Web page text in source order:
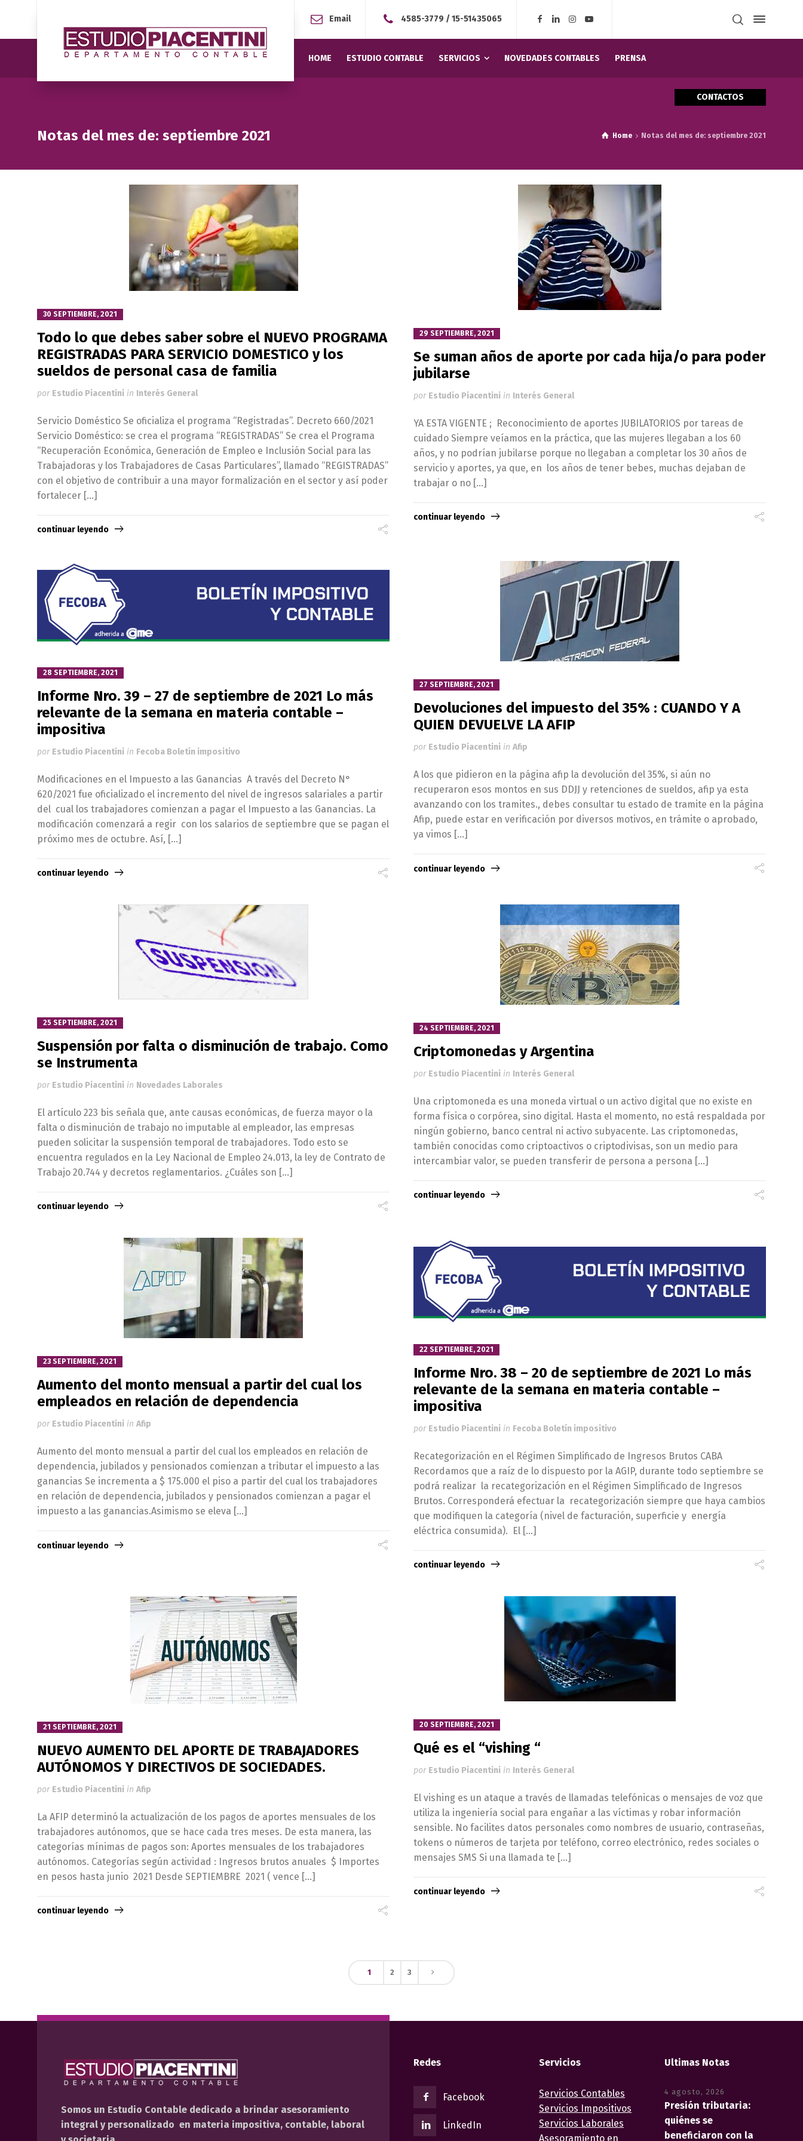
Email 4585-3779 /15-51435065
HOME ESTUDIO CONTABLE SERVICIOS NOVEDADES CONTABLES PRENSA
CONTACTOS
Notas del mes de: septiembre 2021 Home Notas del mes de: septiembre 2021
30 SEPTIEMBRE, 2021
Todo lo que debes saber sobre el NUEVO PROGRAMA
REGISTRADAS PARA SERVICIO DOMESTICO y los
sueldos de personal casa de familia
por Estudio Piacentini in Interés General
Servicio Doméstico Se oficializa el programa “Registradas”. Decreto 660/2021
Servicio Doméstico: se crea el programa “REGISTRADAS” Se crea el Programa
“Recuperación Económica, Generación de Empleo e Inclusión Social para las
Trabajadoras y los Trabajadores de Casas Particulares”, llamado “REGISTRADAS”
con el objetivo de contribuir a una mayor formalización en el sector y así poder
fortalecer […]
continuar leyendo
29 SEPTIEMBRE, 2021
Se suman años de aporte por cada hija/o para poder
jubilarse
por Estudio Piacentini in Interés General
YA ESTA VIGENTE ; Reconocimiento de aportes JUBILATORIOS por tareas de
cuidado Siempre veíamos en la práctica, que las mujeres llegaban a los 60
años, y no podrían jubilarse porque no llegaban a completar los 30 años de
servicio y aportes, ya que, en los años de tener bebes, muchas dejaban de
trabajar o no […]
continuar leyendo
28 SEPTIEMBRE, 2021
Informe Nro. 39 – 27 de septiembre de 2021 Lo más
relevante de la semana en materia contable –
impositiva
por Estudio Piacentini in Fecoba Boletín impositivo
Modificaciones en el Impuesto a las Ganancias A través del Decreto N°
620/2021 fue oficializado el incremento del nivel de ingresos salariales a partir
del cual los trabajadores comienzan a pagar el Impuesto a las Ganancias. La
modificación comenzará a regir con los salarios de septiembre que se pagan el
próximo mes de octubre. Así, […]
continuar leyendo
27 SEPTIEMBRE, 2021
Devoluciones del impuesto del 35% : CUANDO Y A
QUIEN DEVUELVE LA AFIP
por Estudio Piacentini in Afip
A los que pidieron en la página afip la devolución del 35%, si aún no
recuperaron esos montos en sus DDJJ y retenciones de sueldos, afip ya esta
avanzando con los tramites., debes consultar tu estado de tramite en la página
Afip, puede estar en verificación por diversos motivos, en trámite o aprobado,
ya vimos […]
continuar leyendo
25 SEPTIEMBRE, 2021
Suspensión por falta o disminución de trabajo. Como
se Instrumenta
por Estudio Piacentini in Novedades Laborales
El artículo 223 bis señala que, ante causas económicas, de fuerza mayor o la
falta o disminución de trabajo no imputable al empleador, las empresas
pueden solicitar la suspensión temporal de trabajadores. Todo esto se
encuentra regulados en la Ley Nacional de Empleo 24.013, la ley de Contrato de
Trabajo 20.744 y decretos reglamentarios. ¿Cuáles son […]
continuar leyendo
24 SEPTIEMBRE, 2021
Criptomonedas y Argentina
por Estudio Piacentini in Interés General
Una criptomoneda es una moneda virtual o un activo digital que no existe en
forma física o corpórea, sino digital. Hasta el momento, no está respaldada por
ningún gobierno, banco central ni activo subyacente. Las criptomonedas,
también conocidas como criptoactivos o criptodivisas, son un medio para
intercambiar valor, se pueden transferir de persona a persona […]
continuar leyendo
23 SEPTIEMBRE, 2021
Aumento del monto mensual a partir del cual los
empleados en relación de dependencia
por Estudio Piacentini in Afip
Aumento del monto mensual a partir del cual los empleados en relación de
dependencia, jubilados y pensionados comienzan a tributar el impuesto a las
ganancias Se incrementa a $ 175.000 el piso a partir del cual los trabajadores
en relación de dependencia, jubilados y pensionados comienzan a pagar el
impuesto a las ganancias.Asimismo se eleva […]
continuar leyendo
22 SEPTIEMBRE, 2021
Informe Nro. 38 – 20 de septiembre de 2021 Lo más
relevante de la semana en materia contable –
impositiva
por Estudio Piacentini in Fecoba Boletín impositivo
Recategorización en el Régimen Simplificado de Ingresos Brutos CABA
Recordamos que a raíz de lo dispuesto por la AGIP, durante todo septiembre se
podrá realizar la recategorización en el Régimen Simplificado de Ingresos
Brutos. Corresponderá efectuar la recategorización siempre que haya cambios
que modifiquen la categoría (nivel de facturación, superficie y energía
eléctrica consumida). El […]
continuar leyendo
21 SEPTIEMBRE, 2021
NUEVO AUMENTO DEL APORTE DE TRABAJADORES
AUTÓNOMOS Y DIRECTIVOS DE SOCIEDADES.
por Estudio Piacentini in Afip
La AFIP determinó la actualización de los pagos de aportes mensuales de los
trabajadores autónomos, que se hace cada tres meses. De esta manera, las
categorías mínimas de pagos son: Aportes mensuales de los trabajadores
autónomos. Categorías según actividad : Ingresos brutos anuales $ Importes
en pesos hasta junio 2021 Desde SEPTIEMBRE 2021 ( vence […]
continuar leyendo
20 SEPTIEMBRE, 2021
Qué es el “vishing “
por Estudio Piacentini in Interés General
El vishing es un ataque a través de llamadas telefónicas o mensajes de voz que
utiliza la ingeniería social para engañar a las víctimas y robar información
sensible. No facilites datos personales como nombres de usuario, contraseñas,
tokens o números de tarjeta por teléfono, correo electrónico, redes sociales o
mensajes SMS Si una llamada te […]
continuar leyendo
1 2 3
Somos un Estudio Contable dedicado a brindar asesoramiento
integral y personalizado en materia impositiva, contable, laboral
Redes
Facebook
LinkedIn
Servicios
Servicios Contables
Servicios Impositivos
Servicios Laborales
Asesoramiento en
Ultimas Notas
4 agosto, 2026
Presión tributaria:
quiénes se
beneficiaron con la